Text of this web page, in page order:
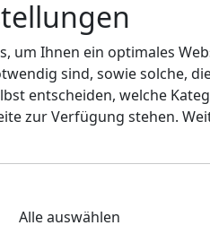
um Ihnen ein optimales
sind, sowie solche,
entscheiden, welche
zur Verfügung stehen.
Alle auswählen